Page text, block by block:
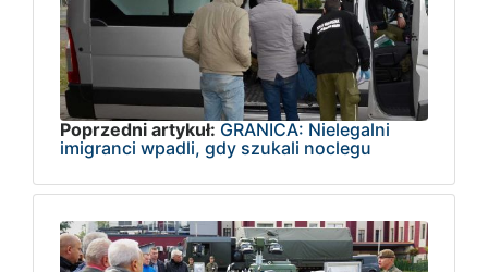
Poprzedni artykuł: GRANICA: Nielegalni
imigranci wpadli, gdy szukali noclegu